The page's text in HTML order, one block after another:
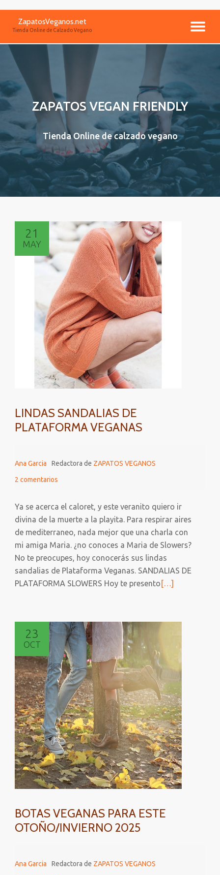
contenido
ZapatosVeganos.net
Tienda Online de Calzado Vegano
ZAPATOS VEGAN FRIENDLY
Tienda Online de calzado vegano
21
MAY
LINDAS SANDALIAS DE
PLATAFORMA VEGANAS
Ana Garcia Redactora de ZAPATOS VEGANOS
2 comentarios
Ya se acerca el caloret, y este veranito quiero ir
divina de la muerte a la playita. Para respirar aires
de mediterraneo, nada mejor que una charla con
mi amiga Maria. ¿no conoces a Maria de Slowers?
No te preocupes, hoy conocerás sus lindas
sandalias de Plataforma Veganas. SANDALIAS DE
PLATAFORMA SLOWERS Hoy te presentoLeer
LINDAS
SANDALIAS
VEGANAS
[…]
23
OCT
BOTAS VEGANAS PARA ESTE
OTOÑO/INVIERNO 2025
Ana Garcia Redactora de ZAPATOS VEGANOS